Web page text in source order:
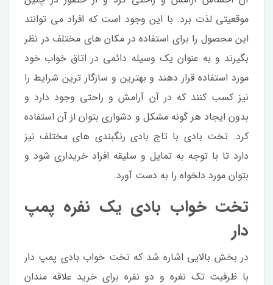
موقعیتی لذت برد. با این وجود است که افراد می توانند
این محصول را برای استفاده در مکان های مختلف در نظر
بگیرند و به عنوان یک وسیله دائمی در اتاق خواب خود
مورد استفاده قرار دهند و بهترین و سازگار ترین شرایط را
نیز کسب کنند که در آن آرامش و راحتی وجود دارد و
بدون ایجاد هر گونه مشکل و دشواری بتوان از آن استفاده
کرد. تخت بادی با تاج بادی رنگبندی های مختلف نیز
دارد تا با توجه به تمایل و سلیقه افراد خریداری شود و
بتوان مورد دلخواه را به دست آورد.
تخت خواب بادی یک نفره پمپ
دار
در بخش بالایی اشاره شد که تخت خواب بادی پمپ دار
با ظرفیت تک نغره و دو نفره برای خرید علاقه مندان